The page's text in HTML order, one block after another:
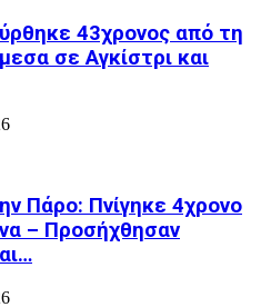
43χρονος από τη
σε Αγκίστρι και
Πάρο: Πνίγηκε 4χρονο
– Προσήχθησαν